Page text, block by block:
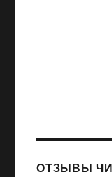
ОТЗЫВЫ